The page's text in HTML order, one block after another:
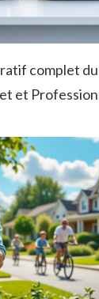
complet du
et